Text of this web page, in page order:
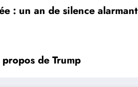
: un an de silence alarmant
de Trump